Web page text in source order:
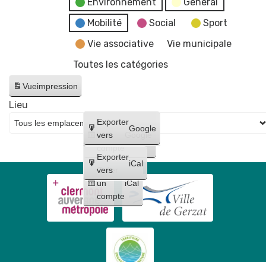
Mobilité
Social
Sport
Vie associative
Vie municipale
Toutes les catégories
Vueimpression
Créer
un
compte
Google
Créer
un
compte
iCal
Exporter
vers
Google
Exporter
vers
iCal
Lieu